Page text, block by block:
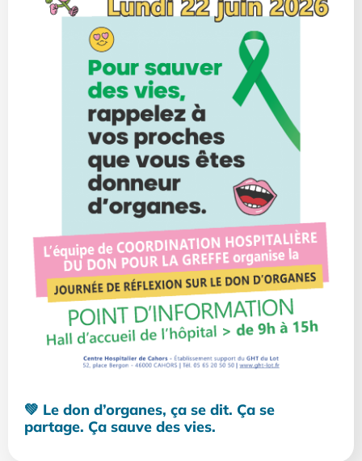
💚 Le don d’organes, ça se dit. Ça se
partage. Ça sauve des vies.